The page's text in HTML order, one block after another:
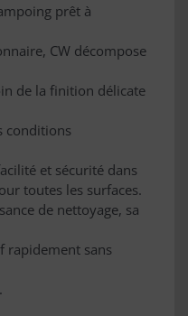
prêt à
CW décompose
de la finition délicate
conditions
et sécurité dans
toutes les surfaces.
de nettoyage, sa
rapidement sans